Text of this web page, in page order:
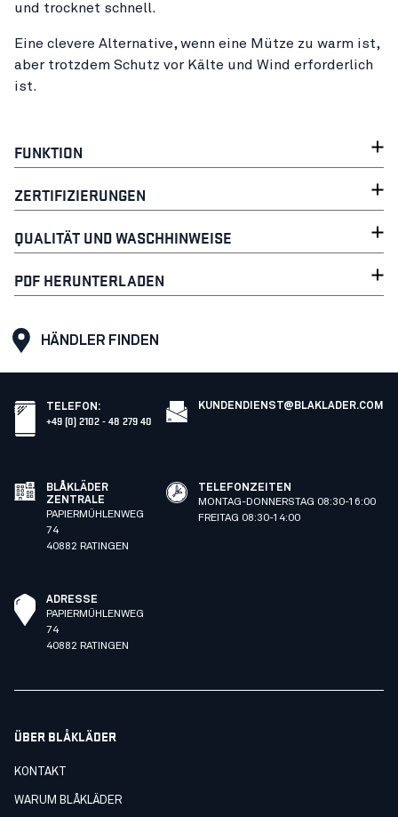
und trocknet schnell.
Eine clevere Alternative, wenn eine Mütze zu warm ist,
aber trotzdem Schutz vor Kälte und Wind erforderlich
ist.
FUNKTION
ZERTIFIZIERUNGEN
QUALITÄT UND WASCHHINWEISE
PDF HERUNTERLADEN
HÄNDLER FINDEN
TELEFON :
+49 (0) 2102 - 48 279 40
KUNDENDIENST@BLAKLADER.COM
BLÅKLÄDER
ZENTRALE
PAPIERMÜHLENWEG
74
40882 RATINGEN
TELEFONZEITEN
MONTAG-DONNERSTAG 08:30-16:00
FREITAG 08:30-14:00
ADRESSE
PAPIERMÜHLENWEG
74
40882 RATINGEN
ÜBER BLÅKLÄDER
KONTAKT
WARUM BLÅKLÄDER